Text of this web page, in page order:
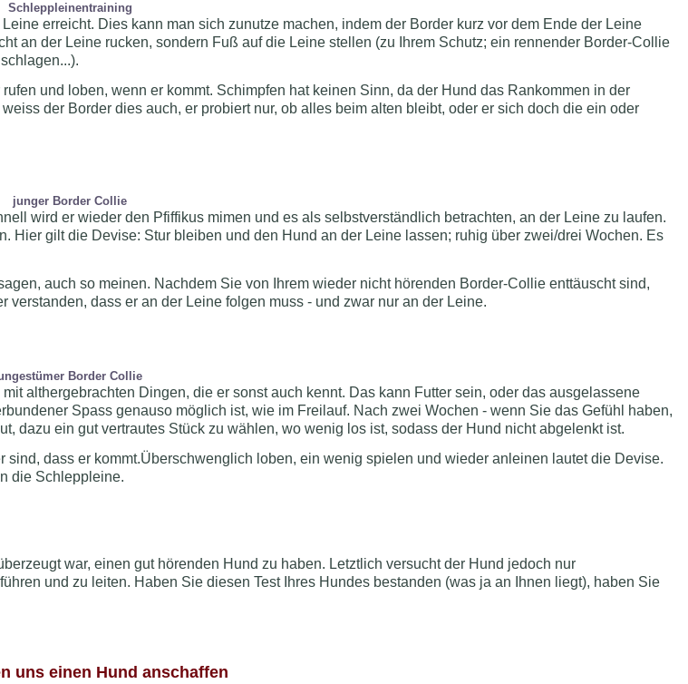
Schleppleinentraining
erreicht. Dies kann man sich zunutze machen, indem der Border kurz vor dem Ende der Leine
an der Leine rucken, sondern Fuß auf die Leine stellen (zu Ihrem Schutz; ein rennender Border-Collie
und loben, wenn er kommt. Schimpfen hat keinen Sinn, da der Hund das Rankommen in der
der Border dies auch, er probiert nur, ob alles beim alten bleibt, oder er sich doch die ein oder
junger Border Collie
wird er wieder den Pfiffikus mimen und es als selbstverständlich betrachten, an der Leine zu laufen.
Hier gilt die Devise: Stur bleiben und den Hund an der Leine lassen; ruhig über zwei/drei Wochen. Es
auch so meinen. Nachdem Sie von Ihrem wieder nicht hörenden Border-Collie enttäuscht sind,
dass er an der Leine folgen muss - und zwar nur an der Leine.
Border Collie
althergebrachten Dingen, die er sonst auch kennt. Das kann Futter sein, oder das ausgelassene
Spass genauso möglich ist, wie im Freilauf. Nach zwei Wochen - wenn Sie das Gefühl haben,
dazu ein gut vertrautes Stück zu wählen, wo wenig los ist, sodass der Hund nicht abgelenkt ist.
dass er kommt.Überschwenglich loben, ein wenig spielen und wieder anleinen lautet die Devise.
die Schleppleine.
war, einen gut hörenden Hund zu haben. Letztlich versucht der Hund jedoch nur
und zu leiten. Haben Sie diesen Test Ihres Hundes bestanden (was ja an Ihnen liegt), haben Sie
uns einen Hund anschaffen